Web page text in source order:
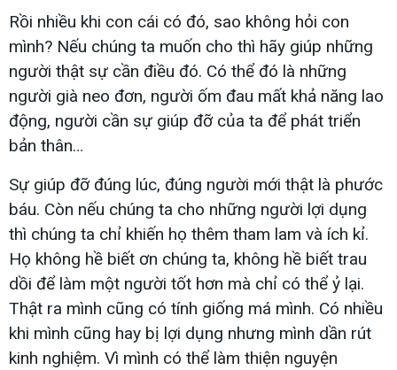
Rồi nhiều khi con cái có đó, sao không hỏi con
mình? Nếu chúng ta muốn cho thì hãy giúp những
người thật sự cần điều đó. Có thể đó là những
người già neo đơn, người ốm đau mất khả năng lao
động, người cần sự giúp đỡ của ta để phát triển
bản thân…
Sự giúp đỡ đúng lúc, đúng người mới thật là phước
báu. Còn nếu chúng ta cho những người lợi dụng
thì chúng ta chỉ khiến họ thêm tham lam và ích kỉ.
Họ không hề biết ơn chúng ta, không hề biết trau
dồi để làm một người tốt hơn mà chỉ có thể ỷ lại.
Thật ra mình cũng có tính giống má mình. Có nhiều
khi mình cũng hay bị lợi dụng nhưng mình dần rút
kinh nghiệm. Vì mình có thể làm thiện nguyện